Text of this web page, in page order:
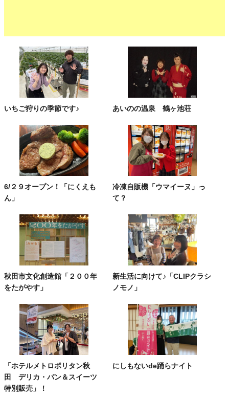
いちご狩りの季節です♪ あいのの温泉 鶴ヶ池荘
6/２９オープン！「にくえも
ん」
冷凍自販機「ウマイーヌ」っ
て？
秋田市文化創造館「２００年
をたがやす」
新生活に向けて♪「CLIPクラシ
ノモノ」
「ホテルメトロポリタン秋
田 デリカ・パン＆スイーツ
特別販売」！
にしもないde踊らナイト